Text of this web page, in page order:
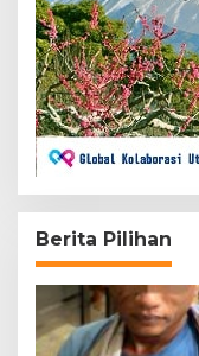
Berita Pilihan